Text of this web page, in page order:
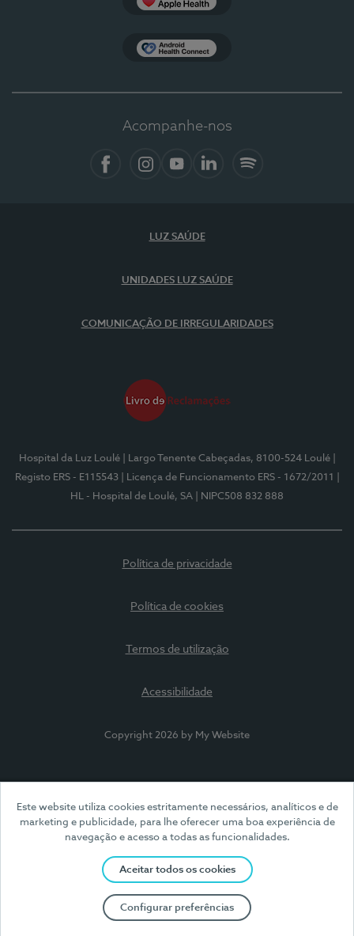
Este website utiliza cookies estritamente necessários, analíticos e de
marketing e publicidade, para lhe oferecer uma boa experiência de
navegação e acesso a todas as funcionalidades.
Aceitar todos os cookies
Configurar preferências
Acompanhe-nos
LUZ SAÚDE
UNIDADES LUZ SAÚDE
COMUNICAÇÃO DE IRREGULARIDADES
Hospital da Luz Loulé | Largo Tenente Cabeçadas, 8100-524 Loulé
Registo ERS - E115543
| Licença de Funcionamento ERS - 1672/2011
HL - Hospital de Loulé, SA
| NIPC508 832 888
Política de privacidade
Política de cookies
Termos de utilização
Acessibilidade
Copyright 2026 by My Website